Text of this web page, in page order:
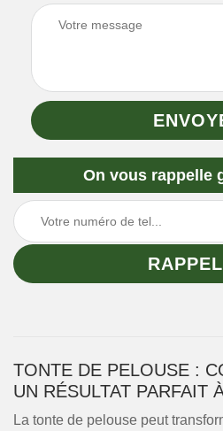
On vous rappelle
TONTE DE PELOUSE :
UN RÉSULTAT PARFAIT
La tonte de pelouse peut